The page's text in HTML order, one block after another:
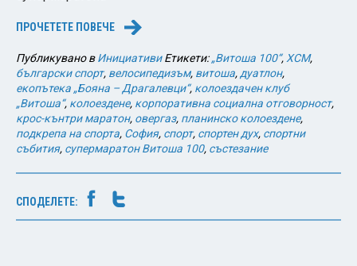
ПРОЧЕТЕТЕ ПОВЕЧЕ →
Публикувано вИнициативи Етикети:„Витоша 100“, XCM,
български спорт, велосипедизъм, витоша, дуатлон,
екопътека „Бояна – Драгалевци“, колоездачен клуб
„Витоша“, колоездене, корпоративна социална отговорност,
крос-кънтри маратон, овергаз, планинско колоездене,
подкрепа на спорта, София, спорт, спортен дух, спортни
събития, супермаратон Витоша 100, състезание
СПОДЕЛЕТЕ: